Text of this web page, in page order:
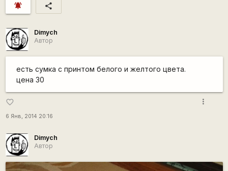
notifications_active share
Dimych
Автор
есть сумка с принтом белого и желтого цвета.
цена 30
favorite_border
6 Янв, 2014 20:16
more_vert
Dimych
Автор